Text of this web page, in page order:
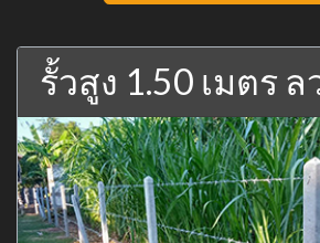
รั้วสูง 1.50 เมตร ล